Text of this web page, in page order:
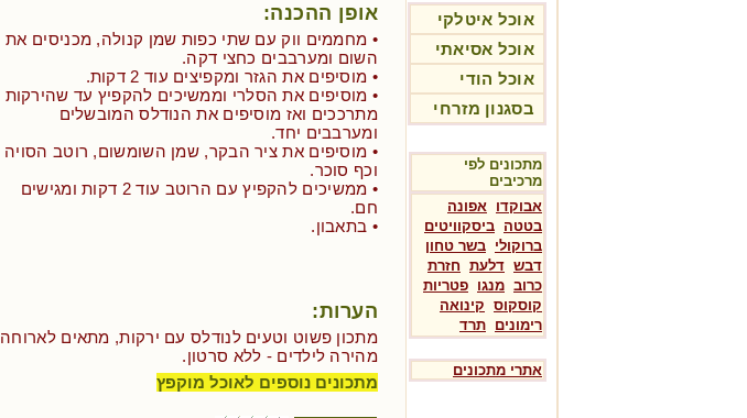
אוכל איטלקי
אוכל אסיאתי
אוכל הודי
בסגנון מזרחי
מתכונים לפי
מרכיבים
אבוקדו אפונה
בטטה ביסקוויטים
ברוקולי בשר טחון
דבש דלעת חזרת
כרוב מנגו פטריות
קוסקוס קינואה
רימונים תרד
אתרי מתכונים
אופן ההכנה:
• מחממים ווק עם שתי כפות שמן קנולה, מכניסים את
השום ומערבבים כחצי דקה.
• מוסיפים את הגזר ומקפיצים עוד 2 דקות.
• מוסיפים את הסלרי וממשיכים להקפיץ עד שהירקות
מתרככים ואז מוסיפים את הנודלס המובשלים
ומערבבים יחד.
• מוסיפים את ציר הבקר, שמן השומשום, רוטב הסויה
וכף סוכר.
• ממשיכים להקפיץ עם הרוטב עוד 2 דקות ומגישים
חם.
• בתאבון.
הערות:
מתכון פשוט וטעים לנודלס עם ירקות, מתאים לארוחה
מהירה לילדים - ללא סרטון.
מתכונים נוספים לאוכל מוקפץ